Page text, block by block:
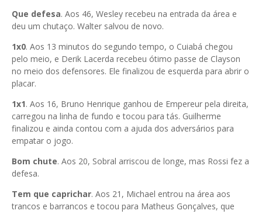
Que defesa. Aos 46, Wesley recebeu na entrada da área e
deu um chutaço. Walter salvou de novo.
1x0. Aos 13 minutos do segundo tempo, o Cuiabá chegou
pelo meio, e Derik Lacerda recebeu ótimo passe de Clayson
no meio dos defensores. Ele finalizou de esquerda para abrir o
placar.
1x1. Aos 16, Bruno Henrique ganhou de Empereur pela direita,
carregou na linha de fundo e tocou para tás. Guilherme
finalizou e ainda contou com a ajuda dos adversários para
empatar o jogo.
Bom chute. Aos 20, Sobral arriscou de longe, mas Rossi fez a
defesa.
Tem que caprichar. Aos 21, Michael entrou na área aos
trancos e barrancos e tocou para Matheus Gonçalves, que